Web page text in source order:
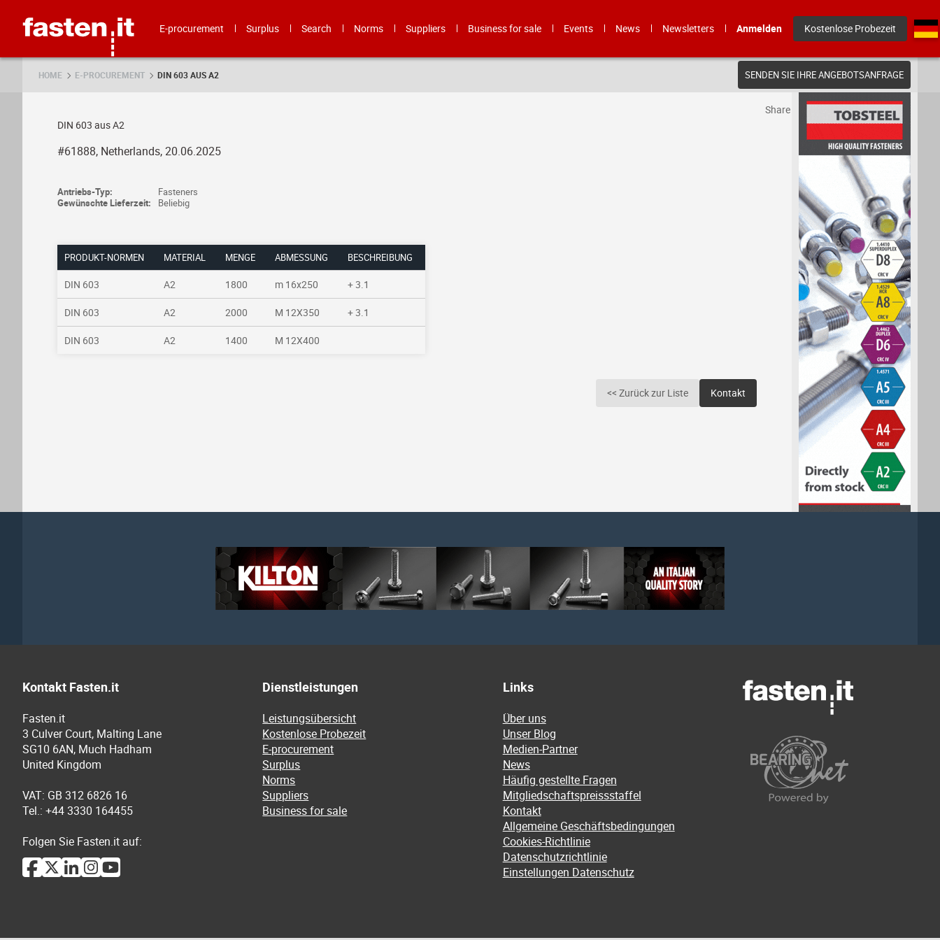
E-procurement Surplus Search Norms Suppliers Business for sale Events News Newsletters Anmelden Kostenlose Probezeit
HOME E-PROCUREMENT DIN 603 AUS A2 SENDEN SIE IHRE ANGEBOTSANFRAGE
DIN 603 aus A2
#61888, Netherlands, 20.06.2025
Antriebs-Typ:
Fasteners
Gewünschte Lieferzeit:
Beliebig
PRODUKT-NORMEN MATERIAL MENGE ABMESSUNG BESCHREIBUNG
DIN 603 A2 1800 m 16x250 + 3.1
DIN 603 A2 2000 M 12X350 + 3.1
DIN 603 A2 1400 M 12X400
<< Zurück zur Liste Kontakt
Share
Kontakt Fasten.it
Fasten.it
3 Culver Court, Malting Lane
SG10 6AN, Much Hadham
United Kingdom
VAT: GB 312 6826 16
Tel.: +44 3330 164455
Folgen Sie Fasten.it auf:
Dienstleistungen
Leistungsübersicht
Kostenlose Probezeit
E-procurement
Surplus
Norms
Suppliers
Business for sale
Links
Über uns
Unser Blog
Medien-Partner
News
Häufig gestellte Fragen
Mitgliedschaftspreissstaffel
Kontakt
Allgemeine Geschäftsbedingungen
Cookies-Richtlinie
Datenschutzrichtlinie
Einstellungen Datenschutz